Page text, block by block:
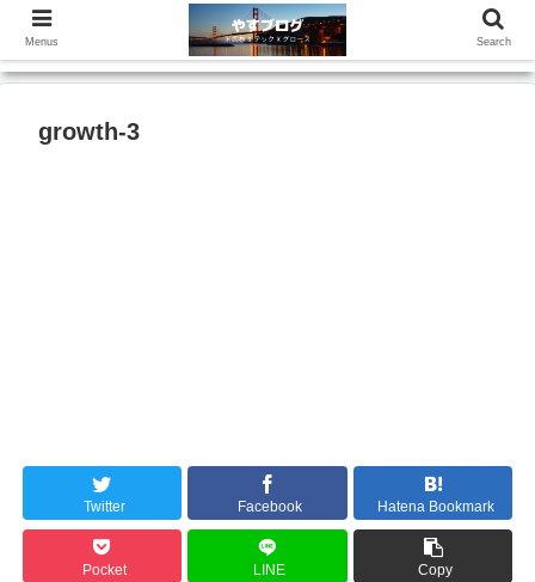
growth-3
Twitter Facebook Hatena Bookmark
Pocket LINE Copy
Menus Search